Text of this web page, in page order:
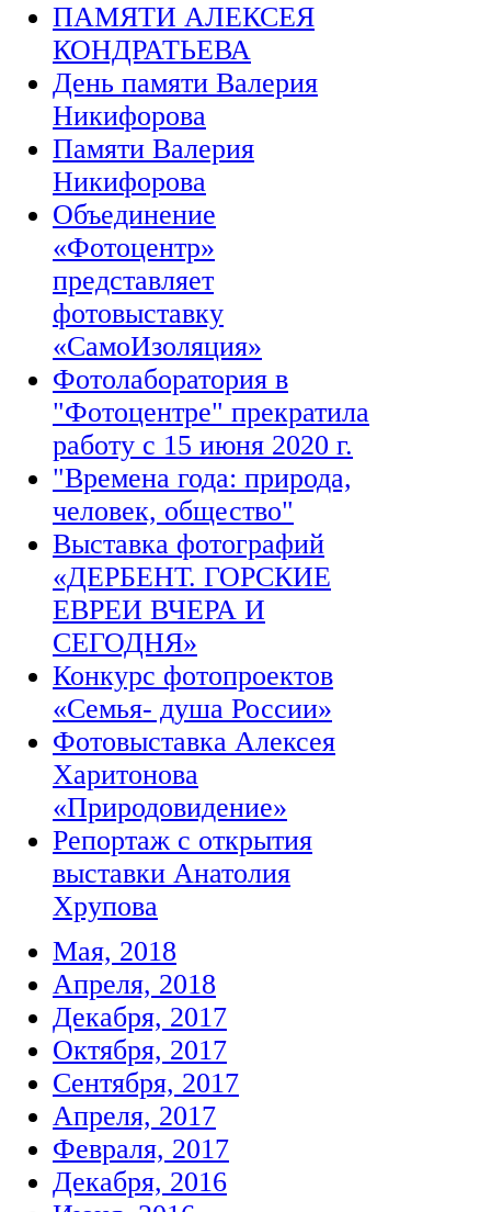
ПАМЯТИ АЛЕКСЕЯ
КОНДРАТЬЕВА
День памяти Валерия
Никифорова
Памяти Валерия
Никифорова
Объединение
«Фотоцентр»
представляет
фотовыставку
«СамоИзоляция»
Фотолаборатория в
"Фотоцентре" прекратила
работу с 15 июня 2020 г.
"Времена года: природа,
человек, общество"
Выставка фотографий
«ДЕРБЕНТ. ГОРСКИЕ
ЕВРЕИ ВЧЕРА И
СЕГОДНЯ»
Конкурс фотопроектов
«Семья- душа России»
Фотовыставка Алексея
Харитонова
«Природовидение»
Репортаж с открытия
выставки Анатолия
Хрупова
Мая, 2018
Апреля, 2018
Декабря, 2017
Октября, 2017
Сентября, 2017
Апреля, 2017
Февраля, 2017
Декабря, 2016